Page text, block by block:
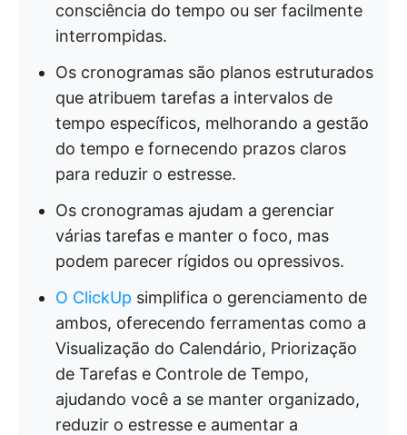
consciência do tempo ou ser facilmente
interrompidas.
Os cronogramas são planos estruturados
que atribuem tarefas a intervalos de
tempo específicos, melhorando a gestão
do tempo e fornecendo prazos claros
para reduzir o estresse.
Os cronogramas ajudam a gerenciar
várias tarefas e manter o foco, mas
podem parecer rígidos ou opressivos.
O ClickUp simplifica o gerenciamento de
ambos, oferecendo ferramentas como a
Visualização do Calendário, Priorização
de Tarefas e Controle de Tempo,
ajudando você a se manter organizado,
reduzir o estresse e aumentar a